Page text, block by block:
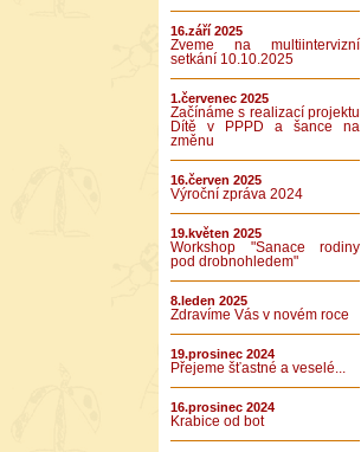
16.září 2025
Zveme na multiintervizní
setkání 10.10.2025
1.červenec 2025
Začínáme s realizací projektu
Dítě v PPPD a šance na
změnu
16.červen 2025
Výroční zpráva 2024
19.květen 2025
Workshop "Sanace rodiny
pod drobnohledem"
8.leden 2025
Zdravíme Vás v novém roce
19.prosinec 2024
Přejeme šťastné a veselé...
16.prosinec 2024
Krabice od bot